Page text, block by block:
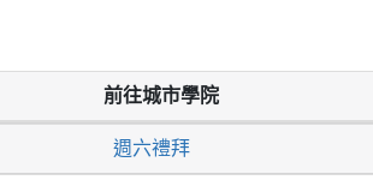
前往城市學院
週六禮拜